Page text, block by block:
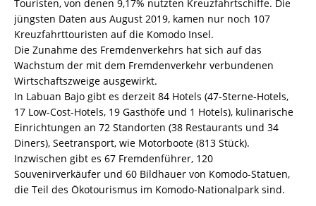
Touristen, von denen 9,17% nutzten Kreuzfahrtschiffe. Die
jüngsten Daten aus August 2019, kamen nur noch 107
Kreuzfahrttouristen auf die Komodo Insel.
Die Zunahme des Fremdenverkehrs hat sich auf das
Wachstum der mit dem Fremdenverkehr verbundenen
Wirtschaftszweige ausgewirkt.
In Labuan Bajo gibt es derzeit 84 Hotels (47-Sterne-Hotels,
17 Low-Cost-Hotels, 19 Gasthöfe und 1 Hotels), kulinarische
Einrichtungen an 72 Standorten (38 Restaurants und 34
Diners), Seetransport, wie Motorboote (813 Stück).
Inzwischen gibt es 67 Fremdenführer, 120
Souvenirverkäufer und 60 Bildhauer von Komodo-Statuen,
die Teil des Ökotourismus im Komodo-Nationalpark sind.